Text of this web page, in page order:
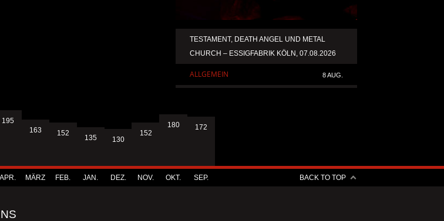
TESTAMENT, DEATH ANGEL UND METAL
CHURCH – ESSIGFABRIK KÖLN, 07.08.2026
ALLGEMEIN 8 AUG.
195
APR.
163
MÄRZ
152
FEB.
135
JAN.
130
DEZ.
152
NOV.
180
OKT.
172
SEP. BACK TO TOP